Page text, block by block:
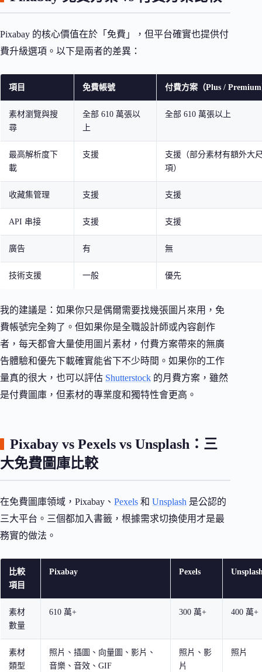
Pixabay 的核心價值在於「免費」，但平台確實也提供付
費升級選項。以下是兩者的差異：
項目 免費帳號 付費方案（Plus /
素材瀏覽與搜
尋
全部 610 萬張以
上
全部 610 萬張以上
最高解析度下
載
支援
支援（部分素材有額外大
項）
收藏集管理 支援 支援
API 串接 支援 支援
廣告 有 無
技術支援 一般 優先
我的建議是：如果你只是偶爾需要找幾張圖片來用，免
費帳號完全夠了。但如果你是全職設計師或內容創作
者，每天都會大量使用圖片素材，付費方案帶來的無廣
告體驗和優先下載確實能省下不少時間。如果你的工作
量真的很大，也可以評估 Shutterstock 的月費方案，雖然
是付費圖庫，但素材的專業度和獨特性會更高。
Pixabay vs Pexels vs Unsplash：三
大免費圖庫比較
在免費圖庫領域，Pixabay、 Pexels 和 Unsplash 是公認的
三大平台。三個都加入書籤，根據需求切換使用才是最
務實的做法。
比較
項目
Pixabay Pexels
素材
數量
610 萬+ 300 萬+ 400 萬+
素材
類型
照片、插圖、向量圖、影片、
音樂、音效、GIF
照片、影
片
照片